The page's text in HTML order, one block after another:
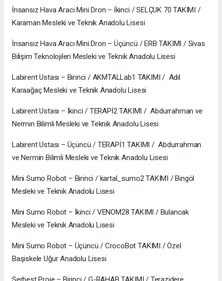
İnsansız Hava Aracı Mini Dron – İkinci / SELÇUK 70 TAKIMI /
Karaman Mesleki ve Teknik Anadolu Lisesi
İnsansız Hava Aracı Mini Dron – Üçüncü / ERB TAKIMI / Sivas
Bilişim Teknolojileri Mesleki ve Teknik Anadolu Lisesi
Labirent Ustası – Birinci / AKMTALLab1 TAKIMI / Adil
Karaağaç Mesleki ve Teknik Anadolu Lisesi
Labirent Ustası – İkinci / TERAPİ2 TAKIMI / Abdurrahman ve
Nermin Bilimli Mesleki ve Teknik Anadolu Lisesi
Labirent Ustası – Üçüncü / TERAPİ1 TAKIMI / Abdurrahman
ve Nermin Bilimli Mesleki ve Teknik Anadolu Lisesi
Mini Sumo Robot – Birinci / kartal_sumo2 TAKIMI / Bingöl
Mesleki ve Teknik Anadolu Lisesi
Mini Sumo Robot – İkinci / VENOM28 TAKIMI / Bulancak
Mesleki ve Teknik Anadolu Lisesi
Mini Sumo Robot – Üçüncü / CrocoBot TAKIMI / Özel
Başiskele Uğur Anadolu Lisesi